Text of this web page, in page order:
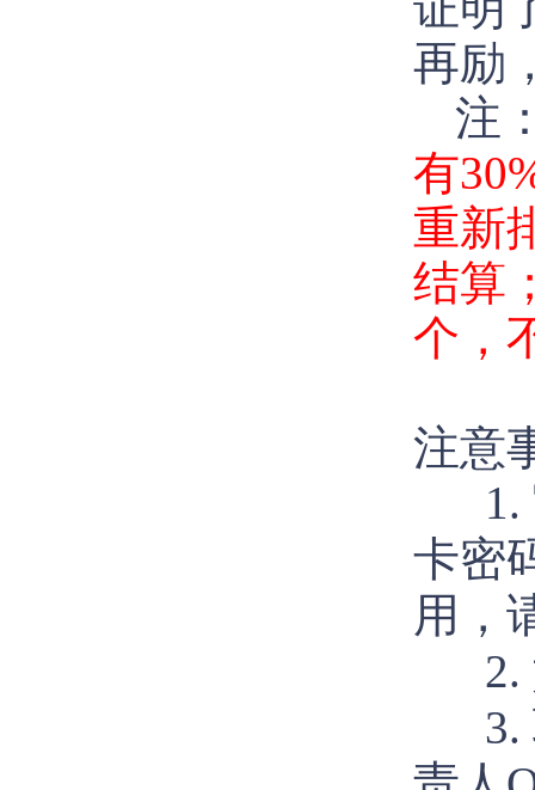
再励
注
有
重新
结算
个，
注意
1.
卡密
用，
2.
3.